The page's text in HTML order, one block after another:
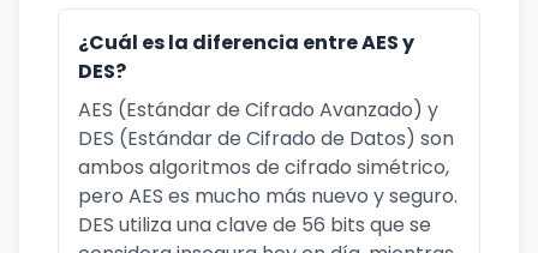
¿Cuál es la diferencia entre AES y
DES?
AES (Estándar de Cifrado Avanzado) y
DES (Estándar de Cifrado de Datos) son
ambos algoritmos de cifrado simétrico,
pero AES es mucho más nuevo y seguro.
DES utiliza una clave de 56 bits que se